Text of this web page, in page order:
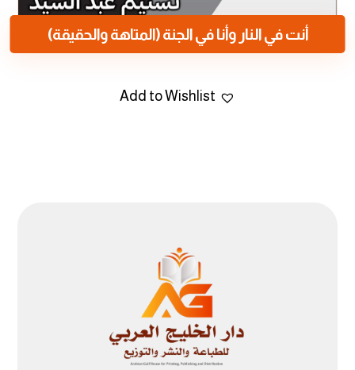
أنت في النار وأنا في الجنة (المتاهة والحقيقة)
Add to Wishlist